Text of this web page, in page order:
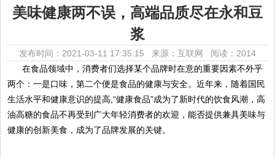
美味健康两不误，高端品质尽在永和豆
浆
发布时间：2021-03-11 17:35:15 来源：互联网 阅读：2014
在食品领域中，消费者们选择某个品牌时在意的重要因素不外乎
两个：一是口味，第二个便是食品的健康与安全。近年来，随着国民
生活水平和健康意识的提高,“健康食品”成为了新时代的饮食风潮，高
油高糖的食品不再受到广大年轻消费者的欢迎，能否提供兼具美味与
健康的创新美食，成为了品牌发展的关键。